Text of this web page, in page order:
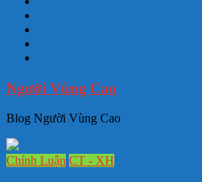
Người Vùng Cao
Blog Người Vùng Cao
Chính Luận CT - XH